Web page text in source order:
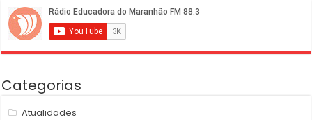
Categorias
Atualidades